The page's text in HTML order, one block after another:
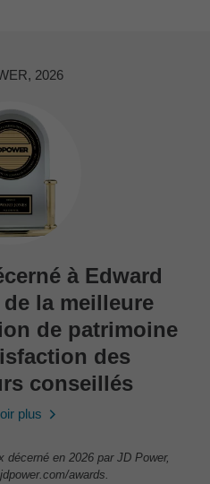
2026
à Edward
la meilleure
de patrimoine
des
conseillés
plus
en 2026 par JD Power,
awards.